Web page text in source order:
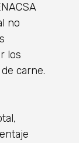
no
los
carne.